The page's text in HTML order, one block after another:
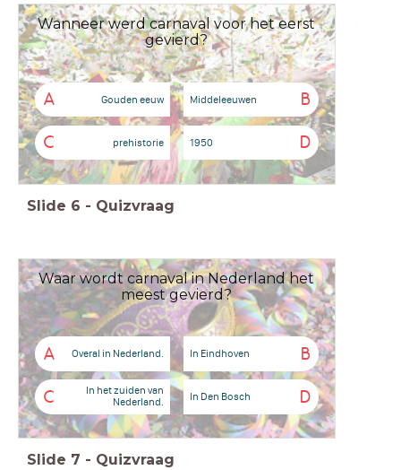
Wanneer werd carnaval voor het eerst
gevierd?
A Gouden eeuw B
Middeleeuwen
C prehistorie D
1950
Slide 6 - Quizvraag
Waar wordt carnaval in Nederland het
meest gevierd?
A Overal in Nederland. B
In Eindhoven
C
In het zuiden van
Nederland.
D
In Den Bosch
Slide 7 - Quizvraag